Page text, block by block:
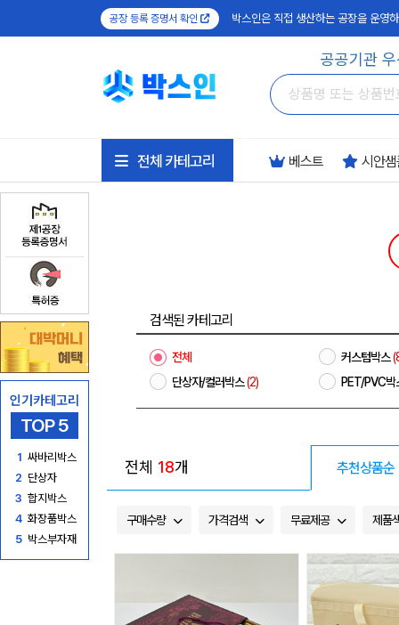
공장 등록 증명서 확인 박스인은 직접 생산하는 공장을 운영
공공기관
인기카테고리
TOP 5
1 싸바리박스
2 단상자
3 합지박스
4 화장품박스
5 박스부자재
전체 카테고리 베스트 시안
검색된 카테고리
전체 커스텀박스
단상자/컬러박스(2) PET/PVC박
전체 18개 추천상품순
구매수량 가격검색 무료제공 제품